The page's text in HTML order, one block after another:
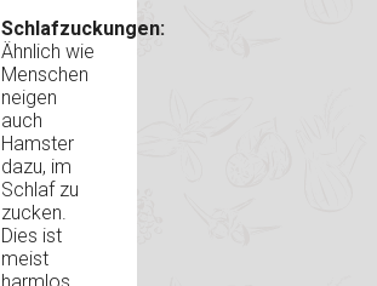
Schlafzuckungen:
Ähnlich wie
Menschen
neigen
auch
Hamster
dazu, im
Schlaf zu
zucken.
Dies ist
meist